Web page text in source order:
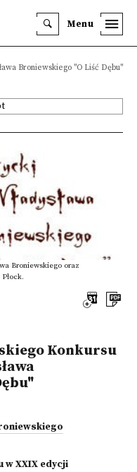
Menu
Broniewskiego "O Liść Dębu"
Broniewskiego oraz
Konkursu
w XXIX edycji